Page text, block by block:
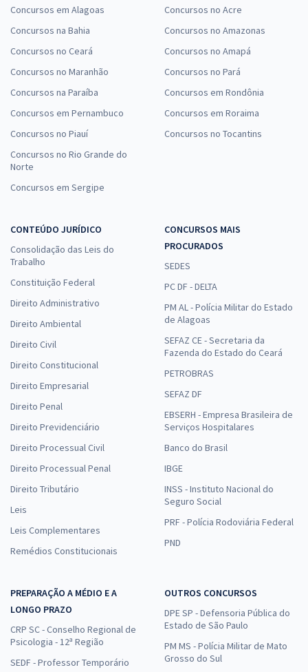
Concursos em Alagoas
Concursos na Bahia
Concursos no Ceará
Concursos no Maranhão
Concursos na Paraíba
Concursos em Pernambuco
Concursos no Piauí
Concursos no Rio Grande do
Norte
Concursos em Sergipe
Concursos no Acre
Concursos no Amazonas
Concursos no Amapá
Concursos no Pará
Concursos em Rondônia
Concursos em Roraima
Concursos no Tocantins
CONTEÚDO JURÍDICO
Consolidação das Leis do
Trabalho
Constituição Federal
Direito Administrativo
Direito Ambiental
Direito Civil
Direito Constitucional
Direito Empresarial
Direito Penal
Direito Previdenciário
Direito Processual Civil
Direito Processual Penal
Direito Tributário
Leis
Leis Complementares
Remédios Constitucionais
CONCURSOS MAIS
PROCURADOS
SEDES
PC DF - DELTA
PM AL - Polícia Militar do Estado
de Alagoas
SEFAZ CE - Secretaria da
Fazenda do Estado do Ceará
PETROBRAS
SEFAZ DF
EBSERH - Empresa Brasileira de
Serviços Hospitalares
Banco do Brasil
IBGE
INSS - Instituto Nacional do
Seguro Social
PRF - Polícia Rodoviária Federal
PND
PREPARAÇÃO A MÉDIO E A
LONGO PRAZO
CRP SC - Conselho Regional de
Psicologia - 12ª Região
SEDF - Professor Temporário
OUTROS CONCURSOS
DPE SP - Defensoria Pública do
Estado de São Paulo
PM MS - Polícia Militar de Mato
Grosso do Sul